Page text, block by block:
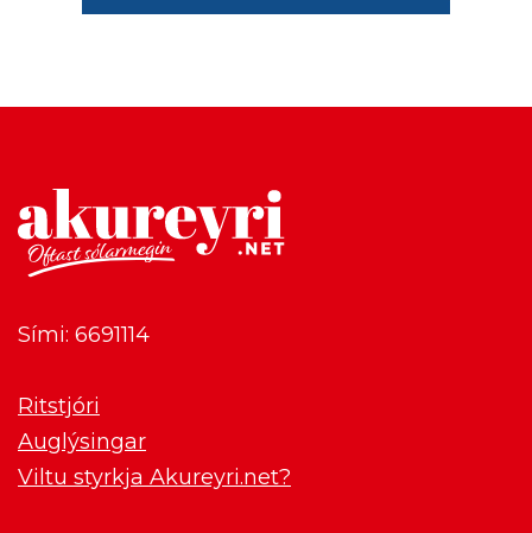
Sími: 6691114
Ritstjóri
Auglýsingar
Viltu styrkja Akureyri.net?